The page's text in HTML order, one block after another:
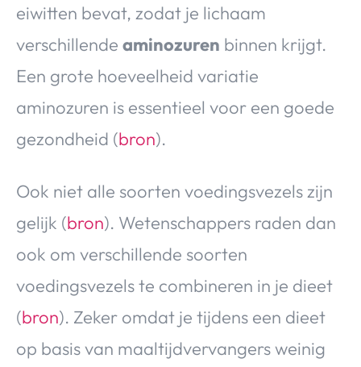
eiwitten bevat, zodat je lichaam
verschillende aminozuren binnen krijgt.
Een grote hoeveelheid variatie
aminozuren is essentieel voor een goede
gezondheid (bron).
Ook niet alle soorten voedingsvezels zijn
gelijk (bron). Wetenschappers raden dan
ook om verschillende soorten
voedingsvezels te combineren in je dieet
(bron). Zeker omdat je tijdens een dieet
op basis van maaltijdvervangers weinig